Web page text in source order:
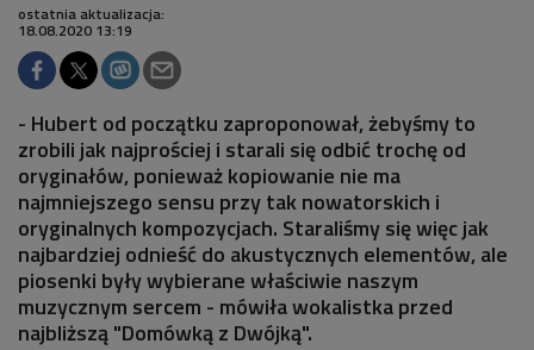
ostatnia aktualizacja:
18.08.2020 13:19
- Hubert od początku zaproponował, żebyśmy to
zrobili jak najprościej i starali się odbić trochę od
oryginałów, ponieważ kopiowanie nie ma
najmniejszego sensu przy tak nowatorskich i
oryginalnych kompozycjach. Staraliśmy się więc jak
najbardziej odnieść do akustycznych elementów, ale
piosenki były wybierane właściwie naszym
muzycznym sercem - mówiła wokalistka przed
najbliższą "Domówką z Dwójką".